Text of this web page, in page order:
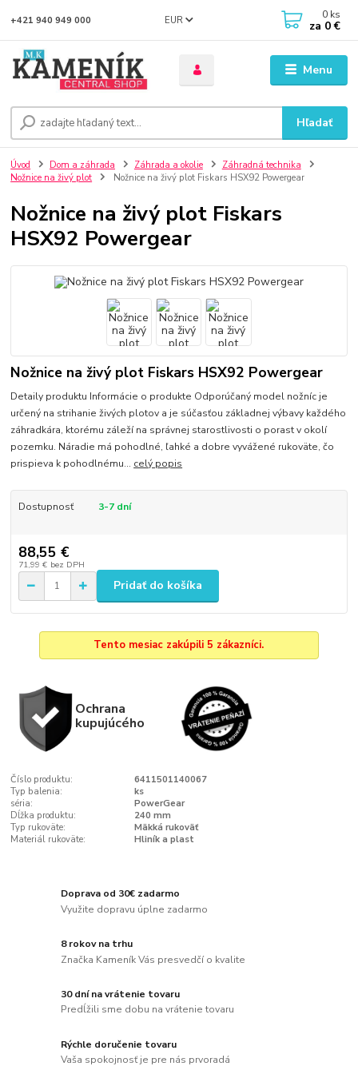
Menu
EUR
Hľadať
+421 940 949 000 0 ks
za 0 €
Úvod Dom a záhrada Záhrada a okolie
Záhradná technika
Nožnice na živý plot
Nožnice na živý plot Fiskars HSX92 Powergear
Nožnice na živý plot Fiskars
HSX92 Powergear
Nožnice na živý plot Fiskars HSX92 Powergear
Detaily produktu Informácie o produkte Odporúčaný model nožníc je
určený na strihanie živých plotov a je súčasťou základnej výbavy každého
záhradkára, ktorému záleží na správnej starostlivosti o porast v okolí
pozemku. Náradie má pohodlné, ľahké a dobre vyvážené rukoväte, čo
prispieva k pohodlnému... celý popis
Dostupnosť 3-7 dní
88,55 €
71,99 € bez DPH
Pridať do košíka
Tento mesiac zakúpili 5 zákazníci.
Ochrana
kupujúcého
Číslo produktu:
6411501140067
Typ balenia:
ks
séria:
PowerGear
Dĺžka produktu:
240 mm
Typ rukoväte:
Mäkká rukoväť
Materiál rukoväte:
Hliník a plast
Doprava od 30€ zadarmo
Využite dopravu úplne zadarmo
8 rokov na trhu
Značka Kameník Vás presvedčí o kvalite
30 dní na vrátenie tovaru
Predĺžili sme dobu na vrátenie tovaru
Rýchle doručenie tovaru
Vaša spokojnosť je pre nás prvoradá